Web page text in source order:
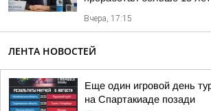
Вчера, 17:15
ЛЕНТА НОВОСТЕЙ
Еще один игровой день
на Спартакиаде позади